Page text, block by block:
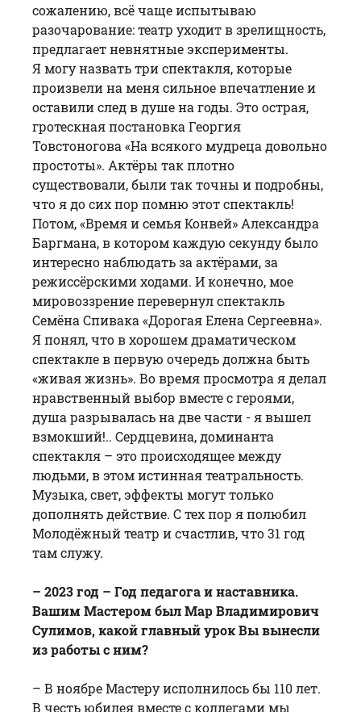
сожалению, всё чаще испытываю
разочарование: театр уходит в зрелищность,
предлагает невнятные эксперименты.
Я могу назвать три спектакля, которые
произвели на меня сильное впечатление и
оставили след в душе на годы. Это острая,
гротескная постановка Георгия
Товстоногова «На всякого мудреца довольно
простоты». Актёры так плотно
существовали, были так точны и подробны,
что я до сих пор помню этот спектакль!
Потом, «Время и семья Конвей» Александра
Баргмана, в котором каждую секунду было
интересно наблюдать за актёрами, за
режиссёрскими ходами. И конечно, мое
мировоззрение перевернул спектакль
Семёна Спивака «Дорогая Елена Сергеевна».
Я понял, что в хорошем драматическом
спектакле в первую очередь должна быть
«живая жизнь». Во время просмотра я делал
нравственный выбор вместе с героями,
душа разрывалась на две части - я вышел
взмокший!.. Сердцевина, доминанта
спектакля – это происходящее между
людьми, в этом истинная театральность.
Музыка, свет, эффекты могут только
дополнять действие. С тех пор я полюбил
Молодёжный театр и счастлив, что 31 год
там служу.
– 2023 год – Год педагога и наставника.
Вашим Мастером был Мар Владимирович
Сулимов, какой главный урок Вы вынесли
из работы с ним?
– В ноябре Мастеру исполнилось бы 110 лет.
В честь юбилея вместе с коллегами мы